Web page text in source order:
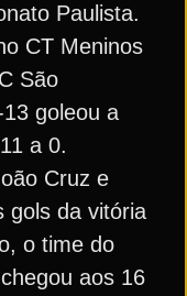
Paulista.
CT Meninos
São
goleou a
a 0.
Cruz e
gols da vitória
o time do
aos 16